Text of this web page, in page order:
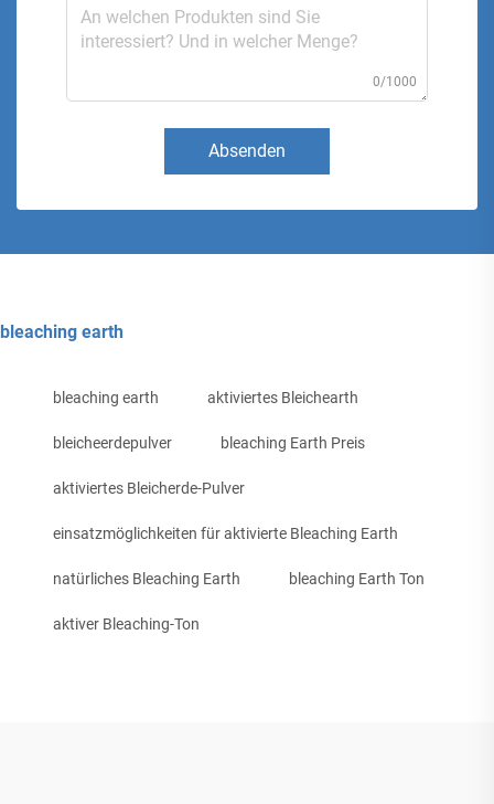
0/1000
Absenden
bleaching earth
bleaching earth aktiviertes Bleichearth
bleicheerdepulver bleaching Earth Preis
aktiviertes Bleicherde-Pulver
einsatzmöglichkeiten für aktivierte Bleaching Earth
natürliches Bleaching Earth bleaching Earth Ton
aktiver Bleaching-Ton